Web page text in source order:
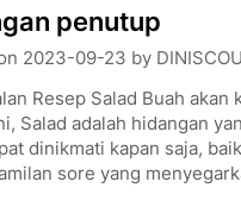
penutup
2023-09-23 by
Resep Salad Buah akan
Salad adalah hidangan
dinikmati kapan saja,
sore yang